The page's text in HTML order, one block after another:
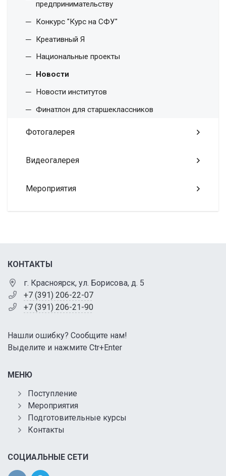
предпринимательству
Конкурс "Курс на СФУ"
Креативный Я
Национальные проекты
Новости
Новости институтов
Финатлон для старшеклассников
Фотогалерея
Видеогалерея
Мероприятия
КОНТАКТЫ
г. Красноярск, ул. Борисова, д. 5
+7 (391) 206-22-07
+7 (391) 206-21-90
Нашли ошибку? Сообщите нам!
Выделите и нажмите Ctr+Enter
МЕНЮ
Поступление
Мероприятия
Подготовительные курсы
Контакты
СОЦИАЛЬНЫЕ СЕТИ